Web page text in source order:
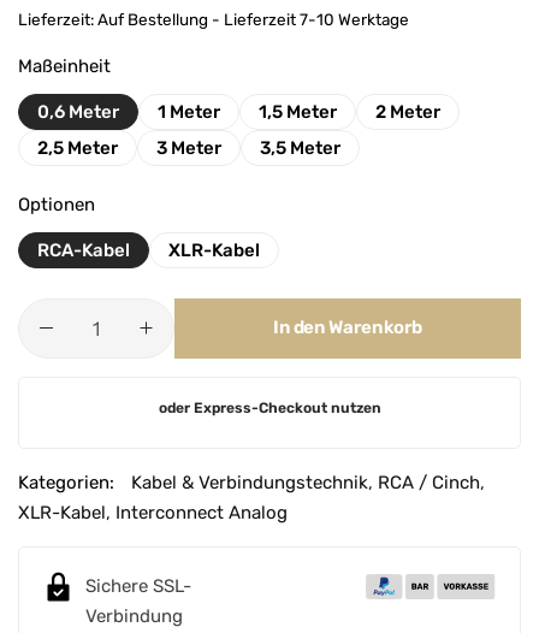
Lieferzeit:Auf Bestellung - Lieferzeit 7-10 Werktage
Maßeinheit
0,6 Meter 1 Meter 1,5 Meter
2 Meter
2,5 Meter
3 Meter 3,5 Meter
Optionen
RCA-Kabel XLR-Kabel
In den Warenkorb
e
r
oder Express-Checkout nutzen
Kategorien: Kabel & Verbindungstechnik, RCA / Cinch,
XLR-Kabel, Interconnect Analog
Sichere SSL-
Verbindung